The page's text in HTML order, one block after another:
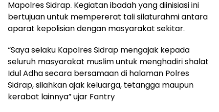
Mapolres Sidrap. Kegiatan ibadah yang diinisiasi ini
bertujuan untuk mempererat tali silaturahmi antara
aparat kepolisian dengan masyarakat sekitar.
“Saya selaku Kapolres Sidrap mengajak kepada
seluruh masyarakat muslim untuk menghadiri shalat
Idul Adha secara bersamaan di halaman Polres
Sidrap, silahkan ajak keluarga, tetangga maupun
kerabat lainnya” ujar Fantry